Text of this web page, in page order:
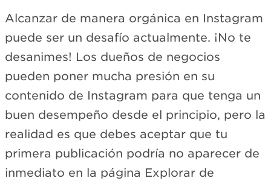
Alcanzar de manera orgánica en Instagram
puede ser un desafío actualmente. ¡No te
desanimes! Los dueños de negocios
pueden poner mucha presión en su
contenido de Instagram para que tenga un
buen desempeño desde el principio, pero la
realidad es que debes aceptar que tu
primera publicación podría no aparecer de
inmediato en la página Explorar de